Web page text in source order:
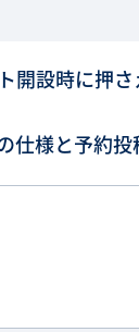
開設時に押
仕様と予約投